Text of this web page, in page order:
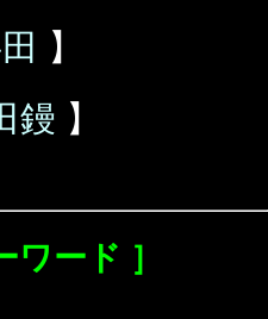
】
鏝 】
ワード ］